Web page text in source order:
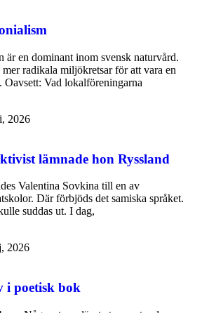
är en dominant inom svensk naturvård.
radikala miljökretsar för att vara en
Oavsett: Vad lokalföreningarna
2026
lämnade hon Ryssland
Valentina Sovkina till en av
Där förbjöds det samiska språket.
suddas ut. I dag,
2026
i poetisk bok